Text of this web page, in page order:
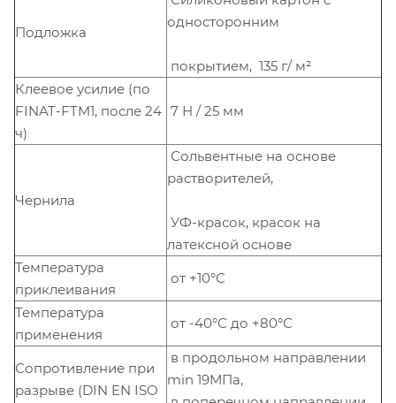
Подложка
односторонним
покрытием, 135 г/ м²
Клеевое усилие (по
FINAT-FTM1, после 24
ч)
7 Н / 25 мм
Чернила
Сольвентные на основе
растворителей,
УФ-красок, красок на
латексной основе
Температура
приклеивания
от +10°С
Температура
применения
от -40°С до +80°С
Сопротивление при
разрыве (DIN EN ISO
в продольном направлении
min 19МПа,